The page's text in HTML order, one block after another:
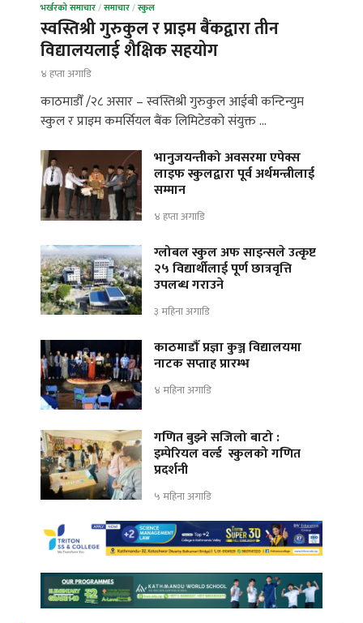
भर्खरको समाचार/समाचार/स्कुल
स्वस्तिश्री गुरुकुल र प्राइम बैंकद्वारा तीन
विद्यालयलाई शैक्षिक सहयोग
४ हप्ता अगाडि
काठमाडौँ /२८ असार – स्वस्तिश्री गुरुकुल आईबी कन्टिन्युम
स्कुल र प्राइम कमर्सियल बैंक लिमिटेडको संयुक्त …
भानुजयन्तीको अवसरमा एपेक्स
लाइफ स्कुलद्वारा पूर्व अर्थमन्त्रीलाई
सम्मान
४ हप्ता अगाडि
ग्लोबल स्कुल अफ साइन्सले उत्कृष्ट
२५ विद्यार्थीलाई पूर्ण छात्रवृत्ति
उपलब्ध गराउने
३ महिना अगाडि
काठमाडौँ प्रज्ञा कुञ्ज विद्यालयमा
नाटक सप्ताह प्रारम्भ
४ महिना अगाडि
गणित बुझ्ने सजिलो बाटो :
इम्पेरियल वर्ल्ड स्कुलको गणित
प्रदर्शनी
५ महिना अगाडि